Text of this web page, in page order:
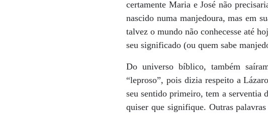
certamente Maria e José não
nascido numa manjedoura, mas em
talvez o mundo não conhecesse até
seu significado (ou quem sabe
Do universo bíblico, também
“leproso”, pois dizia respeito a
seu sentido primeiro, tem a serventia
quiser que signifique. Outras